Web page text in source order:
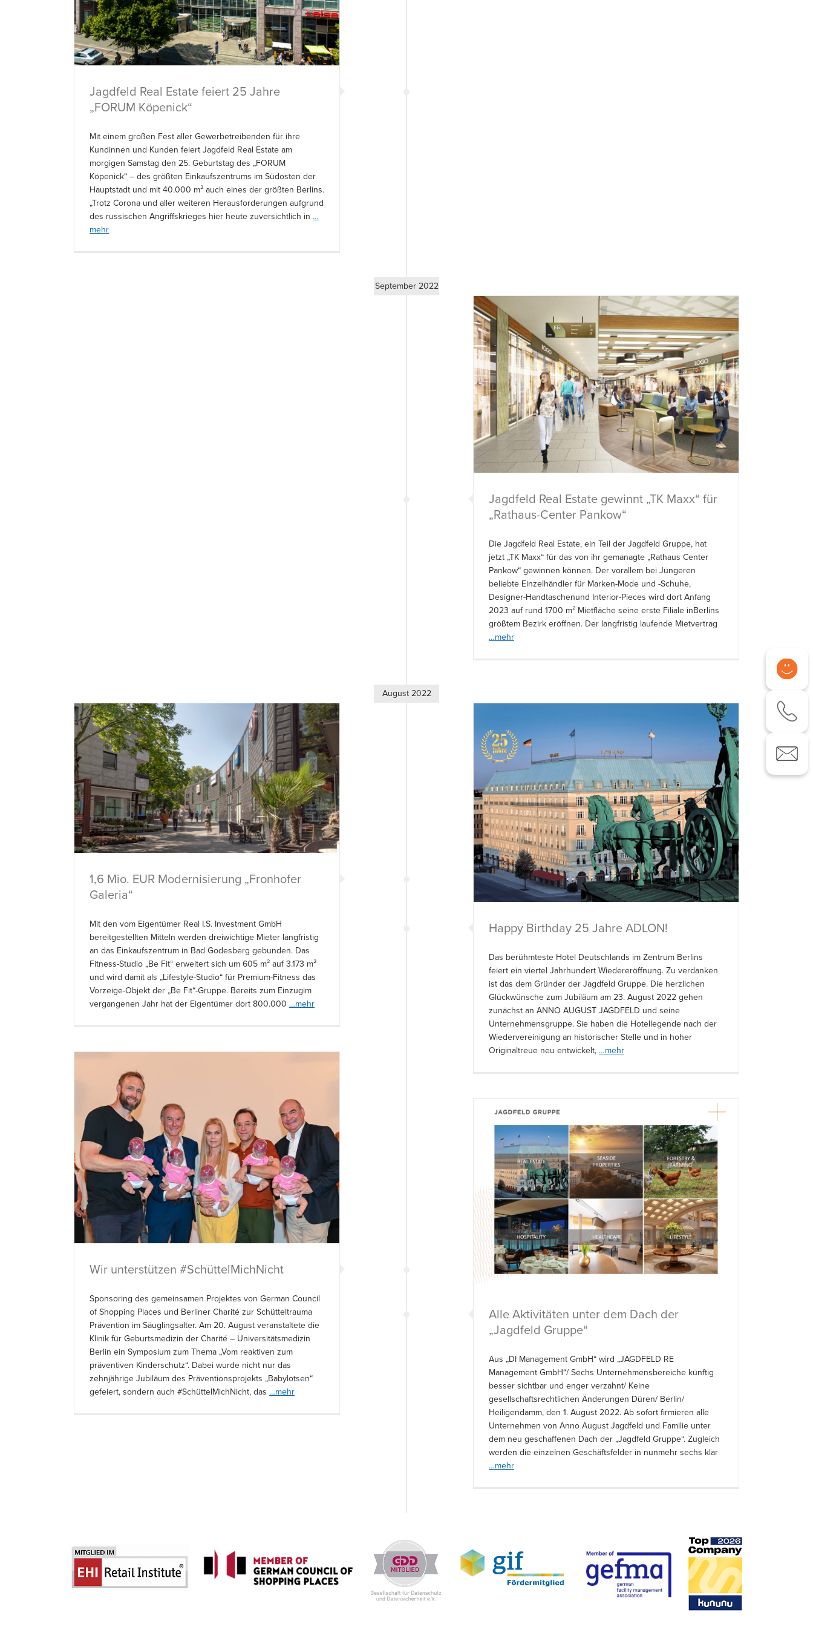
Jagdfeld Real Estate feiert 25 Jahre
„FORUM Köpenick“
Mit einem großen Fest aller Gewerbetreibenden für ihre
Kundinnen und Kunden feiert Jagdfeld Real Estate am
morgigen Samstag den 25. Geburtstag des „FORUM
Köpenick“ – des größten Einkaufszentrums im Südosten der
Hauptstadt und mit 40.000 m² auch eines der größten Berlins.
„Trotz Corona und aller weiteren Herausforderungen aufgrund
des russischen Angriffskrieges hier heute zuversichtlich in …
mehr
September 2022
Jagdfeld Real Estate gewinnt „TK Maxx“ für
„Rathaus-Center Pankow“
Die Jagdfeld Real Estate, ein Teil der Jagdfeld Gruppe, hat
jetzt „TK Maxx“ für das von ihr gemanagte „Rathaus Center
Pankow“ gewinnen können. Der vorallem bei Jüngeren
beliebte Einzelhändler für Marken-Mode und -Schuhe,
Designer-Handtaschenund Interior-Pieces wird dort Anfang
2023 auf rund 1700 m² Mietfläche seine erste Filiale inBerlins
größtem Bezirk eröffnen. Der langfristig laufende Mietvertrag
…mehr
August 2022
1,6 Mio. EUR Modernisierung „Fronhofer
Galeria“
Mit den vom Eigentümer Real I.S. Investment GmbH
bereitgestellten Mitteln werden dreiwichtige Mieter langfristig
an das Einkaufszentrum in Bad Godesberg gebunden. Das
Fitness-Studio „Be Fit“ erweitert sich um 605 m² auf 3.173 m²
und wird damit als „Lifestyle-Studio“ für Premium-Fitness das
Vorzeige-Objekt der „Be Fit“-Gruppe. Bereits zum Einzugim
vergangenen Jahr hat der Eigentümer dort 800.000 …mehr
Happy Birthday 25 Jahre ADLON!
Das berühmteste Hotel Deutschlands im Zentrum Berlins
feiert ein viertel Jahrhundert Wiedereröffnung. Zu verdanken
ist das dem Gründer der Jagdfeld Gruppe. Die herzlichen
Glückwünsche zum Jubiläum am 23. August 2022 gehen
zunächst an ANNO AUGUST JAGDFELD und seine
Unternehmensgruppe. Sie haben die Hotellegende nach der
Wiedervereinigung an historischer Stelle und in hoher
Originaltreue neu entwickelt,…mehr
Wir unterstützen #SchüttelMichNicht
Sponsoring des gemeinsamen Projektes von German Council
of Shopping Places und Berliner Charité zur Schütteltrauma
Prävention im Säuglingsalter. Am 20. August veranstaltete die
Klinik für Geburtsmedizin der Charité – Universitätsmedizin
Berlin ein Symposium zum Thema „Vom reaktiven zum
präventiven Kinderschutz“. Dabei wurde nicht nur das
zehnjährige Jubiläum des Präventionsprojekts „Babylotsen“
gefeiert, sondern auch #SchüttelMichNicht, das …mehr
Alle Aktivitäten unter dem Dach der
„Jagdfeld Gruppe“
Aus „DI Management GmbH“ wird „JAGDFELD RE
Management GmbH“/ Sechs Unternehmensbereiche künftig
besser sichtbar und enger verzahnt/ Keine
gesellschaftsrechtlichen Änderungen Düren/ Berlin/
Heiligendamm, den 1. August 2022. Ab sofort firmieren alle
Unternehmen von Anno August Jagdfeld und Familie unter
dem neu geschaffenen Dach der „Jagdfeld Gruppe“. Zugleich
werden die einzelnen Geschäftsfelder in nunmehr sechs klar
…mehr